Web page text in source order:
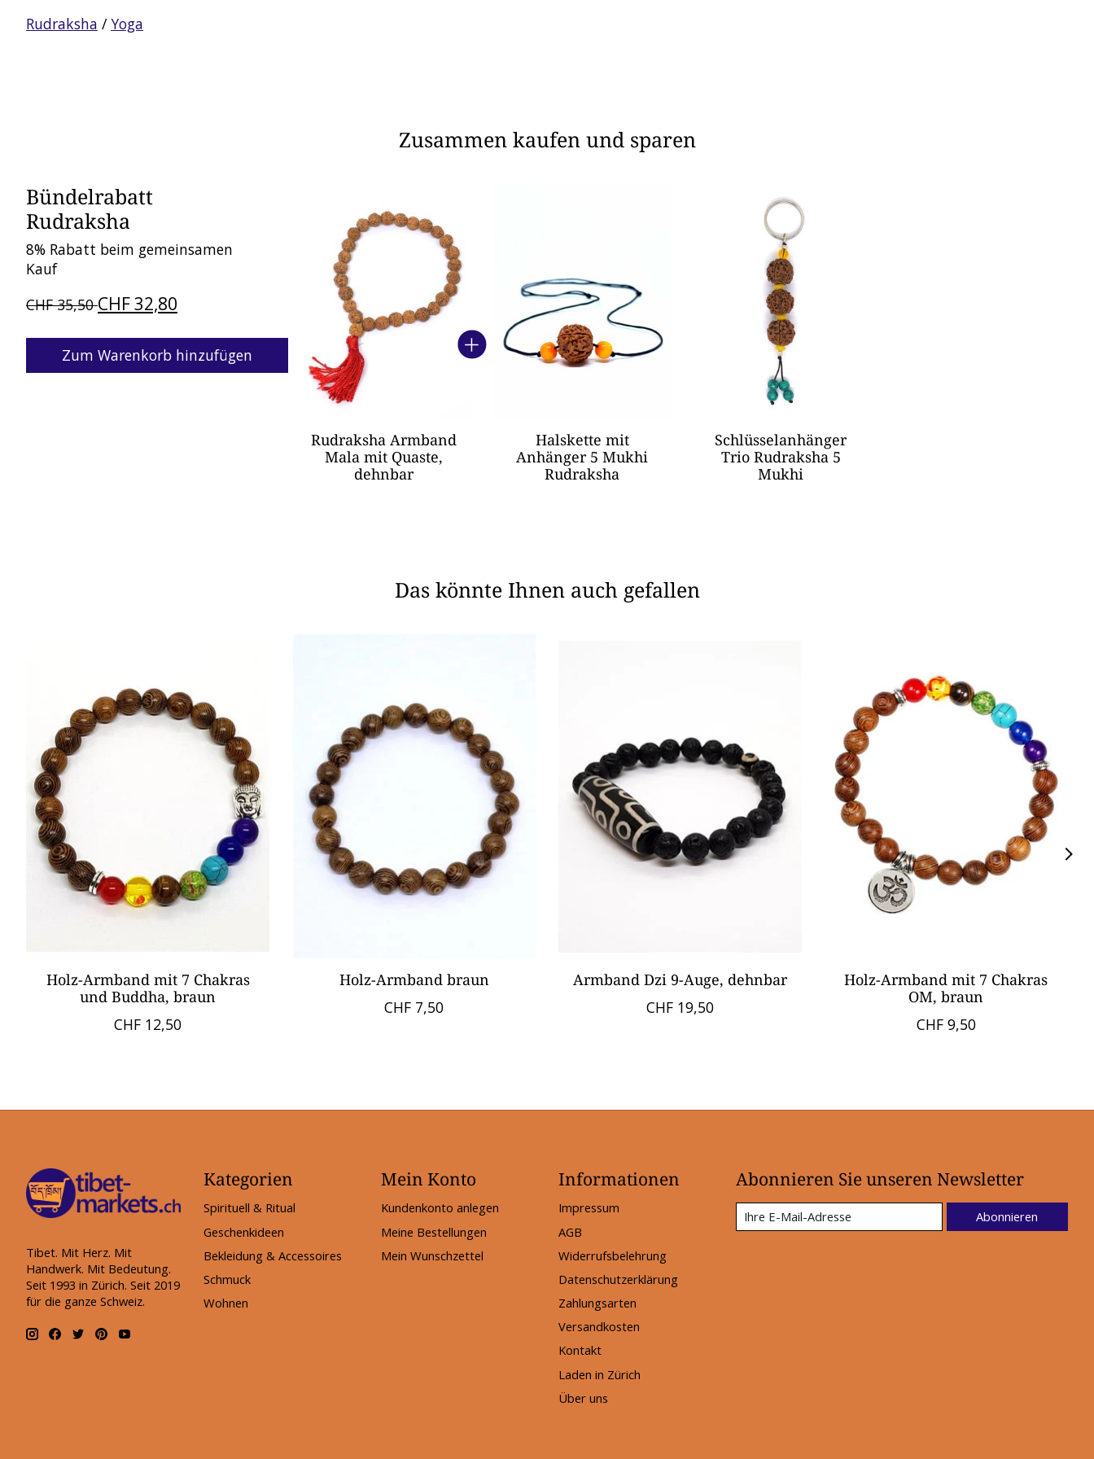
Rudraksha /Yoga
Zusammen kaufen und sparen
Bündelrabatt
Rudraksha
8% Rabatt beim gemeinsamen
Kauf
CHF 35,50CHF 32,80
Zum Warenkorb hinzufügen
Rudraksha Armband
Mala mit Quaste,
dehnbar
Halskette mit
Anhänger 5 Mukhi
Rudraksha
Schlüsselanhänger
Trio Rudraksha 5
Mukhi
Das könnte Ihnen auch gefallen
Holz-Armband mit 7 Chakras
und Buddha, braun
CHF 12,50
Holz-Armband braun
CHF 7,50
Armband Dzi 9-Auge, dehnbar
CHF 19,50
Holz-Armband mit 7 Chakras
OM, braun
CHF 9,50
Tibet. Mit Herz. Mit
Handwerk. Mit Bedeutung.
Seit 1993 in Zürich. Seit 2019
für die ganze Schweiz.
Kategorien
Spirituell & Ritual
Geschenkideen
Bekleidung & Accessoires
Schmuck
Wohnen
Mein Konto
Kundenkonto anlegen
Meine Bestellungen
Mein Wunschzettel
Informationen
Impressum
AGB
Widerrufsbelehrung
Datenschutzerklärung
Zahlungsarten
Versandkosten
Kontakt
Laden in Zürich
Über uns
Abonnieren Sie unseren Newsletter
Abonnieren